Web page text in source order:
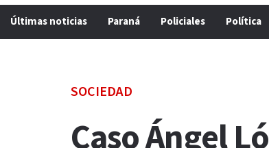
Últimas noticias Paraná Policiales Política
SOCIEDAD
Caso Ángel